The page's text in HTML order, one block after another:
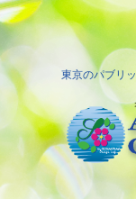
東京のパブリ